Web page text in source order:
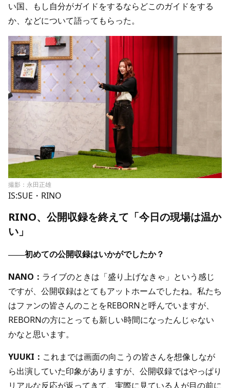
い国、もし自分がガイドをするならどこのガイドをする
か、などについて語ってもらった。
撮影：永田正雄
IS:SUE・RINO
RINO、公開収録を終えて「今日の現場は温か
い」
――初めての公開収録はいかがでしたか？
NANO： ライブのときは「盛り上げなきゃ」という感じ
ですが、公開収録はとてもアットホームでしたね。私たち
はファンの皆さんのことをREBORNと呼んでいますが、
REBORNの方にとっても新しい時間になったんじゃない
かなと思います。
YUUKI： これまでは画面の向こうの皆さんを想像しなが
ら出演していた印象がありますが、公開収録ではやっぱり
リアルな反応が返ってきて、実際に見ている人が目の前に